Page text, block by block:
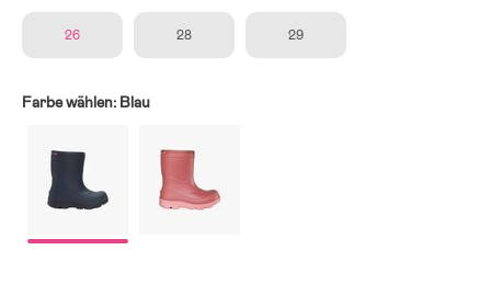
26 28 29
Farbe wählen: Blau